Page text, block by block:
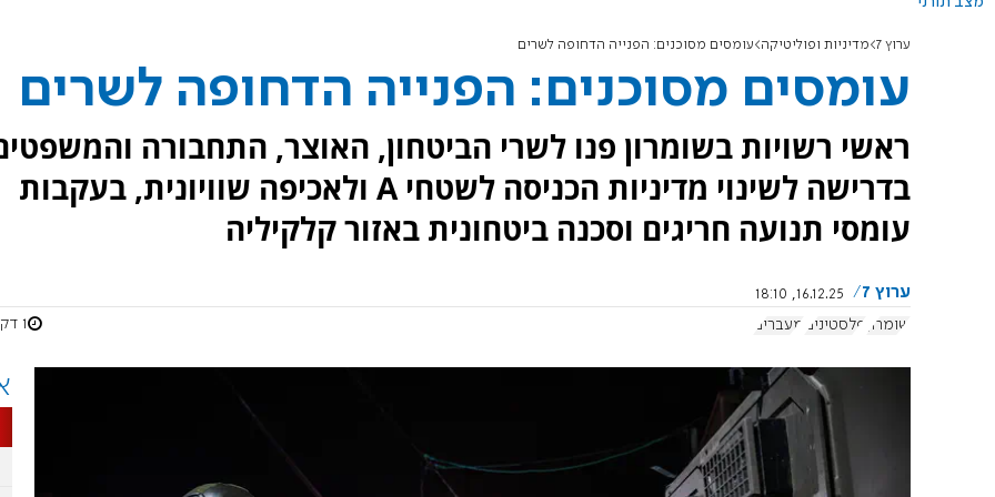
ערוץ 7 מדיניות ופוליטיקה עומסים מסוכנים: הפנייה הדחופה לשרים
עומסים מסוכנים: הפנייה הדחופה לשרים
ראשי רשויות בשומרון פנו לשרי הביטחון, האוצר, התחבורה
בדרישה לשינוי מדיניות הכניסה לשטחי A ולאכיפה שוויונית, בעקבות
עומסי תנועה חריגים וסכנה ביטחונית באזור קלקיליה
ערוץ 7
16.12.25, 18:10
שומרון
פלסטינים מעברים 1 דקות